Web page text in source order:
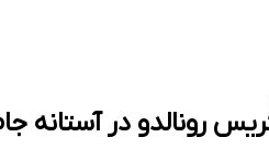
رونالدو در آستانه